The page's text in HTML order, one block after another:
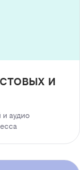
и
и аудио